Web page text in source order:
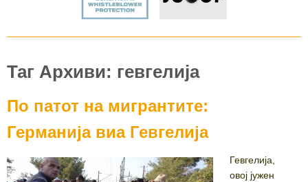
Таг Архиви: гевгелија
По патот на мигрантите:
Германија виа Гевгелија
Гевгелија,
oвој јужен